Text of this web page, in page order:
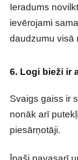
Ieradums
ievērojami
daudzumu visā
6. Logi bieži ir
Svaigs gaiss ir
nonāk arī
piesārņotāji.